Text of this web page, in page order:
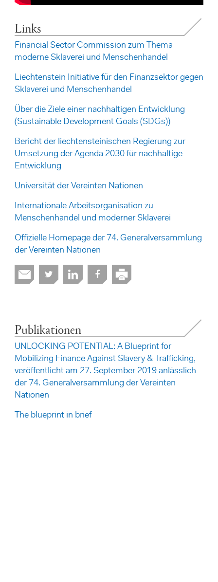
Links
Financial Sector Commission zum Thema
moderne Sklaverei und Menschenhandel
Liechtenstein Initiative für den Finanzsektor gegen
Sklaverei und Menschenhandel
Über die Ziele einer nachhaltigen Entwicklung
(Sustainable Development Goals (SDGs))
Bericht der liechtensteinischen Regierung zur
Umsetzung der Agenda 2030 für nachhaltige
Entwicklung
Universität der Vereinten Nationen
Internationale Arbeitsorganisation zu
Menschenhandel und moderner Sklaverei
Offizielle Homepage der 74. Generalversammlung
der Vereinten Nationen
Publikationen
UNLOCKING POTENTIAL: A Blueprint for
Mobilizing Finance Against Slavery & Trafficking,
veröffentlicht am 27. September 2019 anlässlich
der 74. Generalversammlung der Vereinten
Nationen
The blueprint in brief